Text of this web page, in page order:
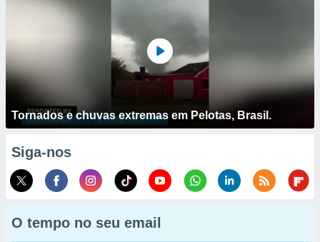
Tornados e chuvas extremas em Pelotas, Brasil.
Siga-nos
O tempo no seu email